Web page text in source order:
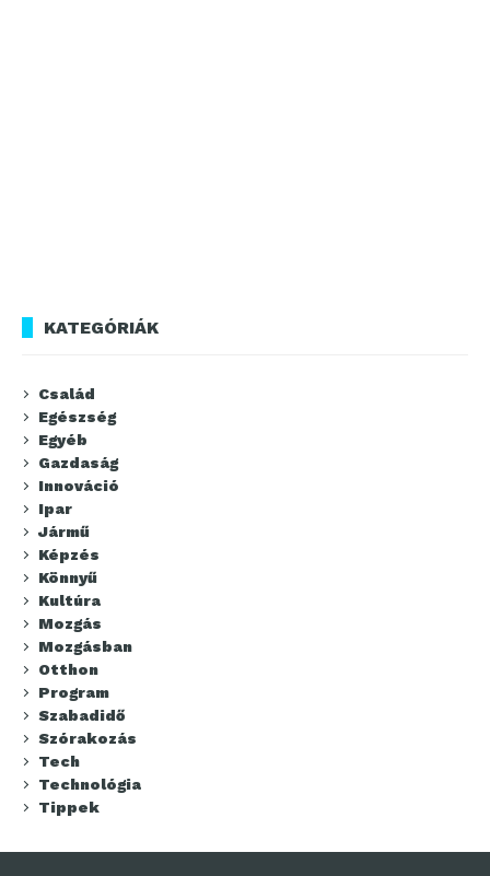
KATEGÓRIÁK
Család
Egészség
Egyéb
Gazdaság
Innováció
Ipar
Jármű
Képzés
Könnyű
Kultúra
Mozgás
Mozgásban
Otthon
Program
Szabadidő
Szórakozás
Tech
Technológia
Tippek